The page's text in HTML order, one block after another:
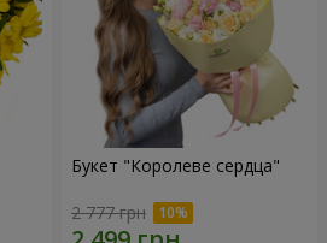
Букет "Королеве сердца"
2 777 грн